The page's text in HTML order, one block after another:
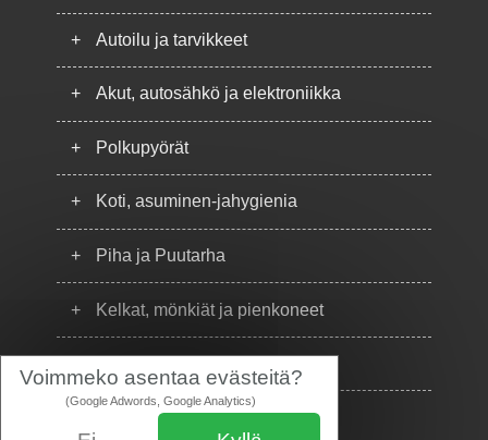
Voimmeko asentaa evästeitä?
(Google Adwords, Google Analytics)
+ Autoilu ja tarvikkeet
+ Akut, autosähkö ja elektroniikka
+ Polkupyörät
+ Koti, asuminen-jahygienia
+ Piha ja Puutarha
+ Kelkat, mönkiät ja pienkoneet